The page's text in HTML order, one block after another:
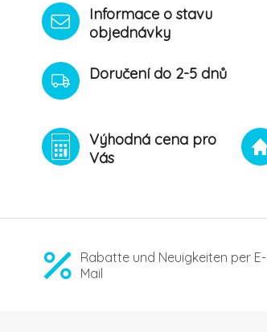
Informace o stavu
objednávky
Doručení do 2-5 dnů
Výhodná cena pro
Vás
Rabatte und Neuigkeiten per E-
Mail